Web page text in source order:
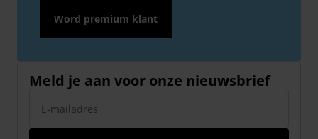
Word premium klant
Meld je aan voor onze nieuwsbrief